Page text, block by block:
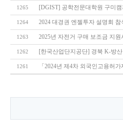
1265 [DGIST] 공학전문대학원 구미
1264 2024 대경권 엔젤투자 설명회 참
1263 2025년 자전거 구매 보조금 지
1262 [한국산업단지공단] 경북 K-방
1261 「2024년 제4차 외국인고용허